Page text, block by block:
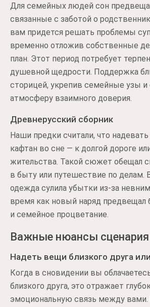
Для семейных людей сон
связанные с заботой о
вам придется решать проблемы
временно отложив собственные
план. Этот период потребует
душевной щедрости. Поддержка
сторицей, укрепив семейные узы и
атмосферу взаимного доверия.
Древнерусский сборник
Наши предки считали, что
кафтан во сне — к долгой дороге
жительства. Такой сюжет обещал
в быту или путешествие по делам.
одежда сулила убытки из-за
время как новый наряд предвещал
и семейное процветание.
Важные нюансы сценария
Надеть вещи близкого друга
Когда в сновидении вы
близкого друга, это отражает
эмоциональную связь между